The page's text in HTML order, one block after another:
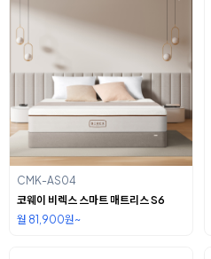
CMK-AS04
코웨이 비렉스 스마트 매트리스 S6
월 81,900원~